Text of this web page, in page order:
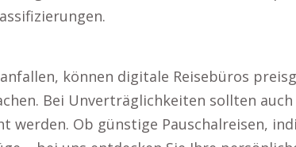
können digitale Reisebüros
Bei Unverträglichkeiten sollten
werden. Ob günstige Pauschalreisen,